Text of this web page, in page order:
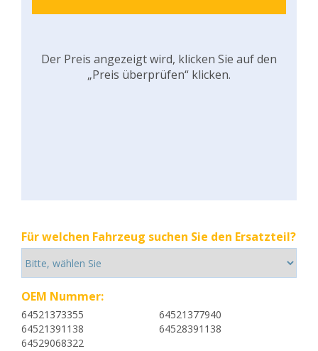
Der Preis angezeigt wird, klicken Sie auf den
„Preis überprüfen“ klicken.
Für welchen Fahrzeug suchen Sie den Ersatzteil?
OEM Nummer:
64521373355
64521377940
64521391138
64528391138
64529068322